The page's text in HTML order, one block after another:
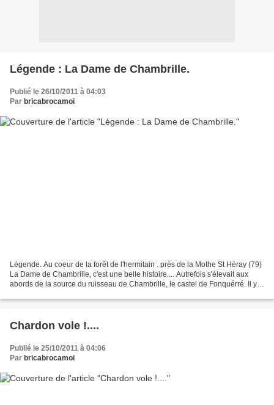
Légende : La Dame de Chambrille.
Publié le 26/10/2011 à 04:03
Par bricabrocamoi
Légende. Au coeur de la forêt de l'hermitain . près de la Mothe St Héray (79)
La Dame de Chambrille, c'est une belle histoire.... Autrefois s'élevait aux
abords de la source du ruisseau de Chambrille, le castel de Fonquérré. Il y
Chardon vole !....
Publié le 25/10/2011 à 04:06
Par bricabrocamoi